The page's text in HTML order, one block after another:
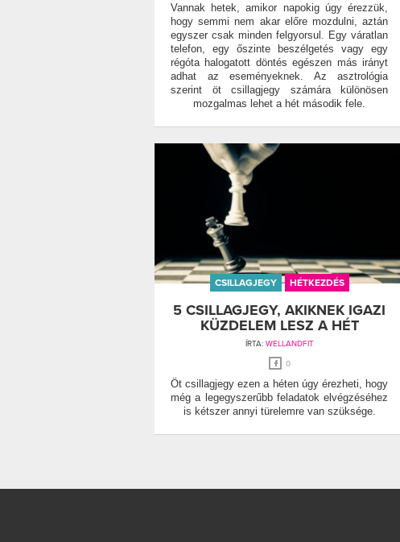
Vannak hetek, amikor napokig úgy érezzük,
hogy semmi nem akar előre mozdulni, aztán
egyszer csak minden felgyorsul. Egy váratlan
telefon, egy őszinte beszélgetés vagy egy
régóta halogatott döntés egészen más irányt
adhat az eseményeknek. Az asztrológia
szerint öt csillagjegy számára különösen
mozgalmas lehet a hét második fele.
CSILLAGJEGY HÉTKEZDÉS
5 CSILLAGJEGY, AKIKNEK IGAZI
KÜZDELEM LESZ A HÉT
ÍRTA: WELLANDFIT
0
Öt csillagjegy ezen a héten úgy érezheti, hogy
még a legegyszerűbb feladatok elvégzéséhez
is kétszer annyi türelemre van szüksége.